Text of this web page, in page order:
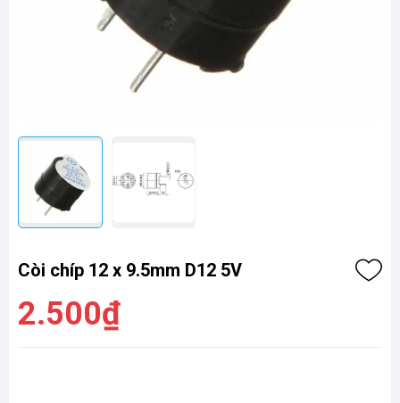
Còi chíp 12 x 9.5mm D12 5V
2.500₫